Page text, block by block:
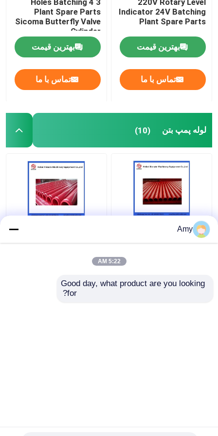
Indicator 24V Batching
Plant Spare Parts
بهترین قیمت
تماس با ما
Plant Spare Parts
Sicoma Butterfly Valve
Cylinder
Electropneumatic
Actuator Cylinder
بهترین قیمت
تماس با ما
لوله پمپ بتن (10)
Amy
5:22 AM
Good day, what product are you looking
for?